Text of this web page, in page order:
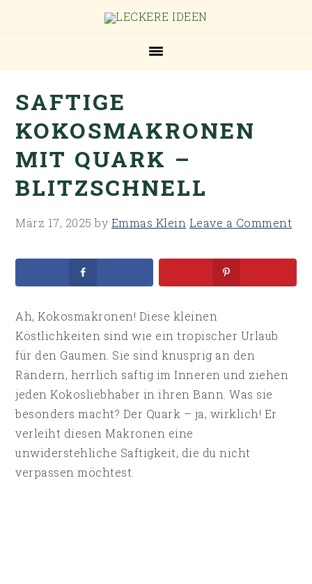
navigation
content
sidebar
SAFTIGE
KOKOSMAKRONEN
MIT QUARK –
BLITZSCHNELL
März 17, 2025 by Emmas Klein Leave a Comment
Ah, Kokosmakronen! Diese kleinen
Köstlichkeiten sind wie ein tropischer Urlaub
für den Gaumen. Sie sind knusprig an den
Rändern, herrlich saftig im Inneren und ziehen
jeden Kokosliebhaber in ihren Bann. Was sie
besonders macht? Der Quark – ja, wirklich! Er
verleiht diesen Makronen eine
unwiderstehliche Saftigkeit, die du nicht
verpassen möchtest.